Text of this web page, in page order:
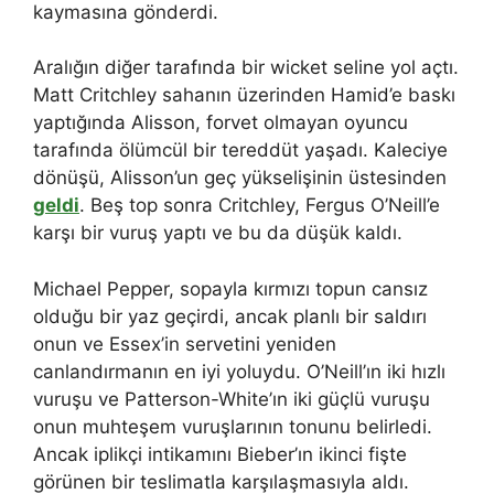
kaymasına gönderdi.
Aralığın diğer tarafında bir wicket seline yol açtı.
Matt Critchley sahanın üzerinden Hamid’e baskı
yaptığında Alisson, forvet olmayan oyuncu
tarafında ölümcül bir tereddüt yaşadı. Kaleciye
dönüşü, Alisson’un geç yükselişinin üstesinden
geldi. Beş top sonra Critchley, Fergus O’Neill’e
karşı bir vuruş yaptı ve bu da düşük kaldı.
Michael Pepper, sopayla kırmızı topun cansız
olduğu bir yaz geçirdi, ancak planlı bir saldırı
onun ve Essex’in servetini yeniden
canlandırmanın en iyi yoluydu. O’Neill’ın iki hızlı
vuruşu ve Patterson-White’ın iki güçlü vuruşu
onun muhteşem vuruşlarının tonunu belirledi.
Ancak iplikçi intikamını Bieber’ın ikinci fişte
görünen bir teslimatla karşılaşmasıyla aldı.